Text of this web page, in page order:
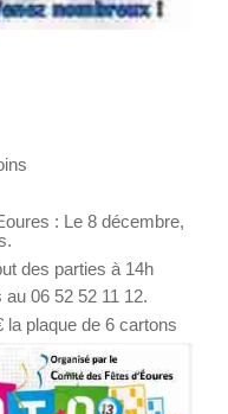
: Le 8 décembre,
des parties à 14h
06 52 52 11 12.
la plaque de 6 cartons